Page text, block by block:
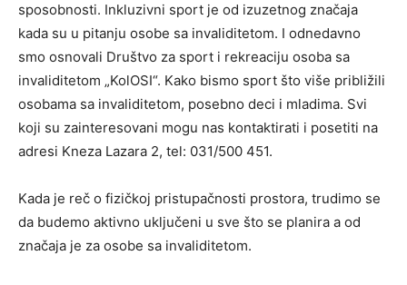
sposobnosti. Inkluzivni sport je od izuzetnog značaja
kada su u pitanju osobe sa invaliditetom. I odnedavno
smo osnovali Društvo za sport i rekreaciju osoba sa
invaliditetom „KolOSI“. Kako bismo sport što više približili
osobama sa invaliditetom, posebno deci i mladima. Svi
koji su zainteresovani mogu nas kontaktirati i posetiti na
adresi Kneza Lazara 2, tel: 031/500 451.
Kada je reč o fizičkoj pristupačnosti prostora, trudimo se
da budemo aktivno uključeni u sve što se planira a od
značaja je za osobe sa invaliditetom.